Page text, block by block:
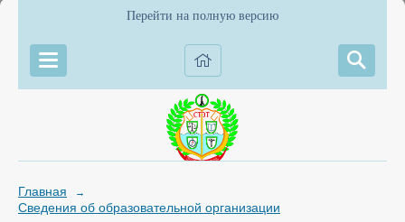
Перейти на полную версию
Главная →
Сведения об образовательной организации